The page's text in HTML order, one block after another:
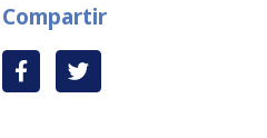
Compartir